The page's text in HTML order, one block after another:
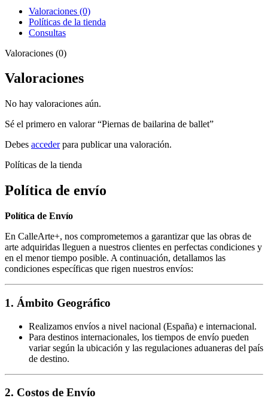
cantidadValoraciones (0)
Políticas de la tienda
Consultas
Valoraciones (0)
Valoraciones
No hay valoraciones aún.
Sé el primero en valorar “Piernas de bailarina de ballet”
Debes accederpara publicar una valoración.
Políticas de la tienda
Política de envío
Política de Envío
En CalleArte+, nos comprometemos a garantizar que las obras de
arte adquiridas lleguen a nuestros clientes en perfectas condiciones y
en el menor tiempo posible. A continuación, detallamos las
condiciones específicas que rigen nuestros envíos:
1. Ámbito Geográfico
Realizamos envíos a nivel nacional (España) e internacional.
Para destinos internacionales, los tiempos de envío pueden
variar según la ubicación y las regulaciones aduaneras del país
de destino.
2. Costos de Envío